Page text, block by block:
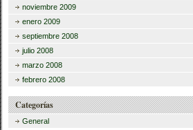
noviembre 2009
enero 2009
septiembre 2008
julio 2008
marzo 2008
febrero 2008
Categorías
General